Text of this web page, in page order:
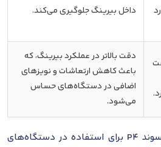
داخل بیرینگ جلوگیری می‌کند.
دقت بالاتر در عملکرد بیرینگ، که
باعث کاهش ارتعاشات و نویزهای
اضافی در دستگاه‌های حساس
می‌شود.
بلبرینگ 7205 BECBP با پسوند P4 برای استفاده در دستگاه‌های